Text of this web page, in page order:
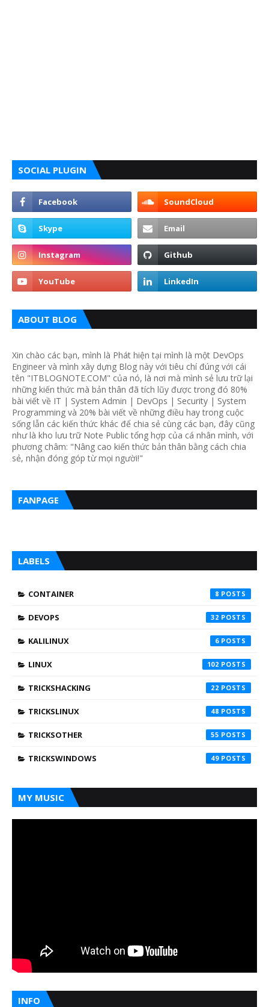
SOCIAL PLUGIN
ABOUT BLOG
Xin chào các bạn, mình là Phát hiện tại mình là một DevOps
Engineer và mình xây dựng Blog này với tiêu chí đúng với cái
tên "ITBLOGNOTE.COM" của nó, là nơi mà mình sẻ lưu trữ lại
những kiến thức mà bản thân đã tích lũy được trong đó 80%
bài viết về IT | System Admin | DevOps | Security | System
Programming và 20% bài viết về những điều hay trong cuộc
sống lẫn các kiến thức khác để chia sẻ cùng các bạn, đây cũng
như là kho lưu trữ Note Public tổng hợp của cá nhân mình, với
phương châm: "Nâng cao kiến thức bản thân bằng cách chia
sẻ, nhận đóng góp từ mọi người!"
FANPAGE
LABELS
CONTAINER 8
DEVOPS 32
KALILINUX 6
LINUX 102
TRICKSHACKING 22
TRICKSLINUX 48
TRICKSOTHER 55
TRICKSWINDOWS 49
MY MUSIC
INFO